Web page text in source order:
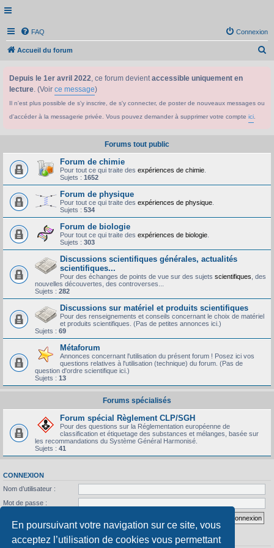
En poursuivant votre navigation sur ce site, vous
acceptez l’utilisation de cookies vous permettant
FAQ Connexion
Accueil du forum
h
Depuis le 1er avril 2022, ce forum devientaccessible uniquement en
lecture. (Voir ce message)
Il n'est plus possible de s'y inscrire, de s'y connecter, de poster de nouveaux messages ou
d'accéder à la messagerie privée. Vous pouvez demander à supprimer votre compte ici
Forums tout public
Forum de chimie
Pour tout ce qui traite des expériences de chimie
Sujets : 1652
Forum de physique
Pour tout ce qui traite des expériences de physique
Sujets : 534
Forum de biologie
Pour tout ce qui traite des expériences de biologie
Sujets : 303
Discussions scientifiques générales, actualités
scientifiques...
Pour des échanges de points de vue sur des sujets scientifiques , des
nouvelles découvertes, des controverses...
Sujets : 282
Discussions sur matériel et produits scientifiques
Pour des renseignements et conseils concernant le choix de matériel
et produits scientifiques. (Pas de petites annonces ici.)
Sujets : 69
Métaforum
Annonces concernant l'utilisation du présent forum ! Posez ici vos
questions relatives à l'utilisation (technique) du forum. (Pas de
question d'ordre scientifique ici.)
Sujets : 13
Forums spécialisés
Forum spécial Règlement CLP/SGH
Pour des questions sur la Réglementation européenne de
classification et étiquetage des substances et mélanges, basée sur
les recommandations du Système Général Harmonisé.
Sujets : 41
CONNEXION
Nom d’utilisateur :
Mot de passe :
STATISTIQUES